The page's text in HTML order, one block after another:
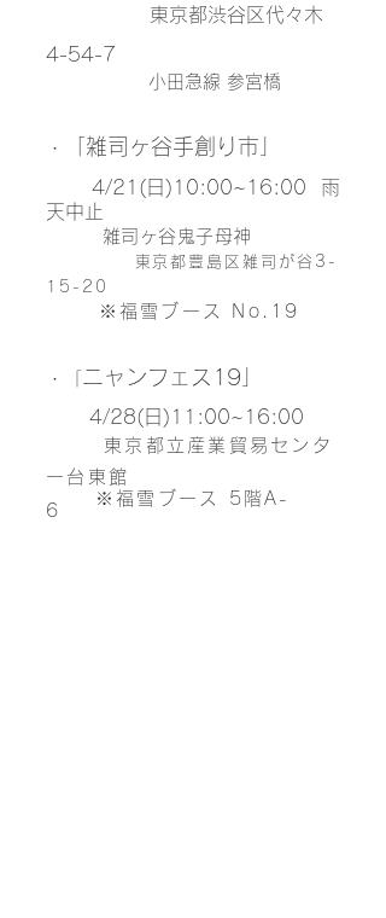
東京都渋谷区代々木
4-54-7
小田急線 参宮橋
​
・ 「雑司ヶ谷手創り市
4/21(日) 10:00~16:00 雨
天中止
雑司ヶ谷鬼子母神
東京都豊島区雑司が谷3-
15-20
※福雪ブース No.19
・「 ニャンフェス19」
4/28(日) 11:00~16:00
東京都立産業貿易センタ
ー台東館
​
※福雪ブース 5階A-
6